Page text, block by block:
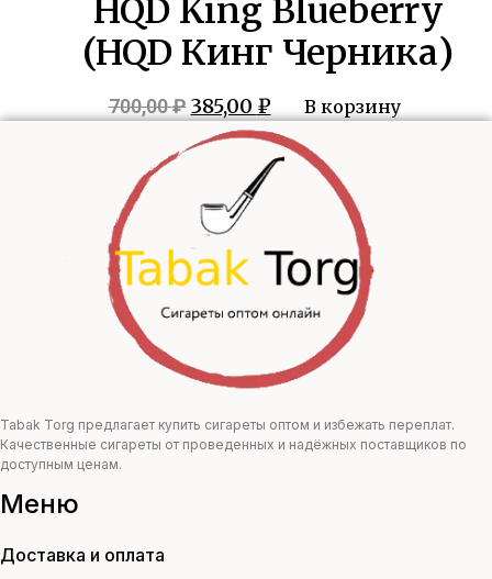
HQD King Blueberry
(HQD Кинг Черника)
700,00₽ Первоначальная
цена
составляла
700,00 ₽.
385,00 ₽Текущая
цена:
385,00 ₽.
В корзину
Tabak Torg предлагает купить сигареты оптом и избежать переплат.
Качественные сигареты от проведенных и надёжных поставщиков по
доступным ценам.
Меню
Доставка и оплата